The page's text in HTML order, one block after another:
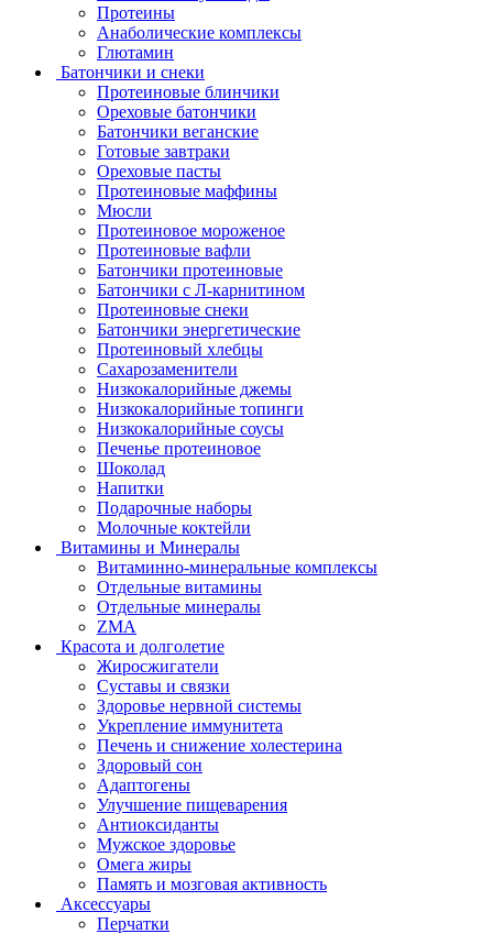
Протеины
Анаболические комплексы
Глютамин
Батончики и снеки
Протеиновые блинчики
Ореховые батончики
Батончики веганские
Готовые завтраки
Ореховые пасты
Протеиновые маффины
Мюсли
Протеиновое мороженое
Протеиновые вафли
Батончики протеиновые
Батончики с Л-карнитином
Протеиновые снеки
Батончики энергетические
Протеиновый хлебцы
Сахарозаменители
Низкокалорийные джемы
Низкокалорийные топинги
Низкокалорийные соусы
Печенье протеиновое
Шоколад
Напитки
Подарочные наборы
Молочные коктейли
Витамины и Минералы
Витаминно-минеральные комплексы
Отдельные витамины
Отдельные минералы
ZMA
Красота и долголетие
Жиросжигатели
Суставы и связки
Здоровье нервной системы
Укрепление иммунитета
Печень и снижение холестерина
Здоровый сон
Адаптогены
Улучшение пищеварения
Антиоксиданты
Мужское здоровье
Омега жиры
Память и мозговая активность
Аксессуары
Перчатки